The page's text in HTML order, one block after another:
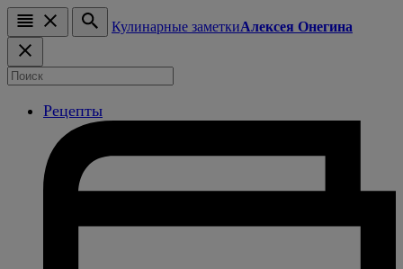
Кулинарные заметкиАлексея Онегина
Рецепты